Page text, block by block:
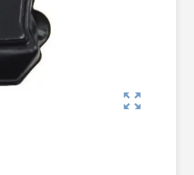
zoom_out_map